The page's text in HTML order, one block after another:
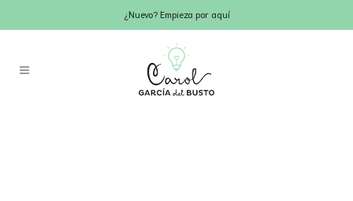
¿Nuevo? Empieza por aquí